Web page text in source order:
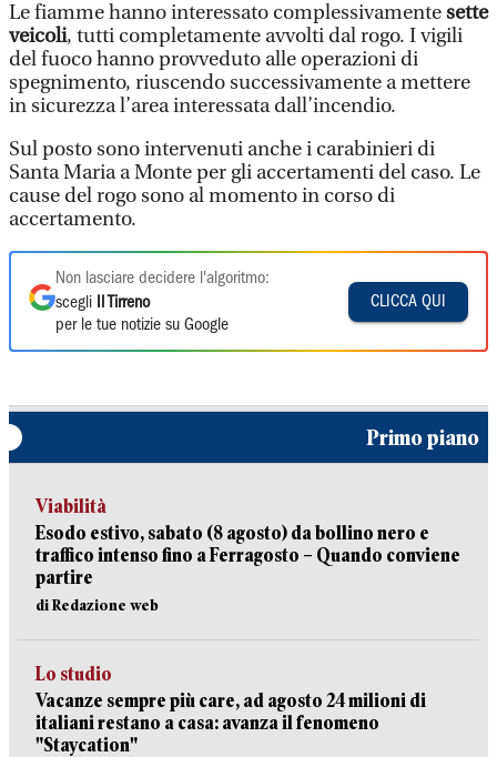
Le fiamme hanno interessato complessivamentesette
veicoli, tutti completamente avvolti dal rogo. I vigili
del fuoco hanno provveduto alle operazioni di
spegnimento, riuscendo successivamente a mettere
in sicurezza l’area interessata dall’incendio.
Sul posto sono intervenuti anche i carabinieri di
Santa Maria a Monte per gli accertamenti del caso. Le
cause del rogo sono al momento in corso di
accertamento.
Non lasciare decidere l'algoritmo:
scegli
Il Tirreno
per le tue notizie su Google
CLICCA QUI
Primo piano
Viabilità
Esodo estivo, sabato (8 agosto) da bollino nero e
traffico intenso fino a Ferragosto – Quando conviene
partire
di Redazione web
Lo studio
Vacanze sempre più care, ad agosto 24 milioni di
italiani restano a casa: avanza il fenomeno
"Staycation"